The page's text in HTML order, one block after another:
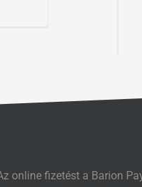
online fizetést a Barion